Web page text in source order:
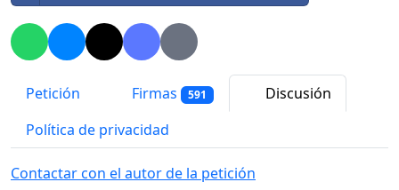
Petición Firmas 591
Discusión
Política de privacidad
Contactar con el autor de la petición